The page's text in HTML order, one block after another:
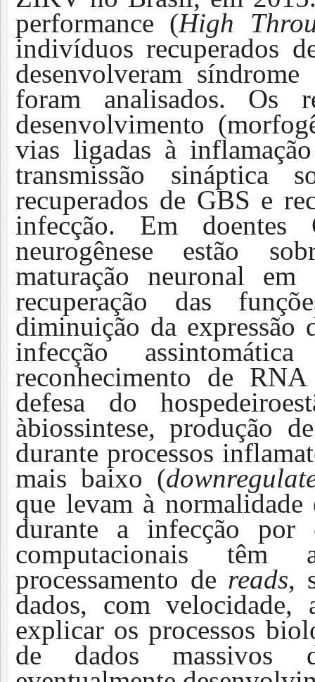
performance (High
indivíduos recuperados
desenvolveram
foram analisados. Os
desenvolvimento
vias ligadas à
transmissão sináptica
recuperados de GBS e
infecção. Em
neurogênese estão
maturação neuronal
recuperação das
diminuição da expressão
infecção
reconhecimento de
defesa do
àbiossintese, produção
durante processos
mais baixo (
que levam à normalidade
durante a infecção por
computacionais
processamento de reads,
dados, com velocidade,
explicar os processos
de dados massivos